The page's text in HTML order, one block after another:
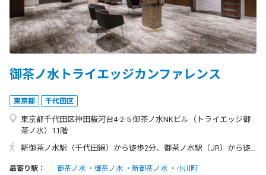
御茶ノ水トライエッジカンファレンス
東京都 千代田区
東京都千代田区神田駿河台4-2-5 御茶ノ水NKビル（トライエッジ御
茶ノ水）11階
新御茶ノ水駅（千代田線）から徒歩2分、御茶ノ水駅（JR）から徒歩3分
最寄り駅： 御茶ノ水 御茶ノ水 新御茶ノ水 小川町